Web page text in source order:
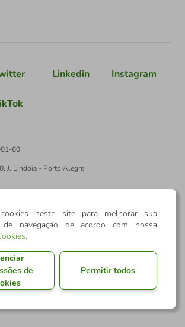
Linkedin Instagram
60
J. Lindóia - Porto Alegre
cookies neste site para melhorar sua
de navegação de acordo com nossa
.
de
Permitir todos